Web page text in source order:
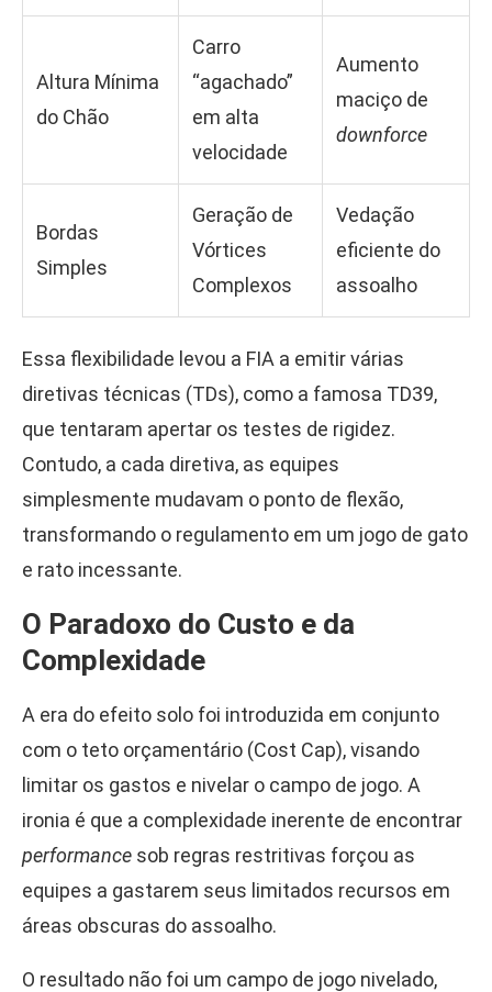
Altura Mínima
do Chão
Carro
“agachado”
em alta
velocidade
Aumento
maciço de
downforce
Bordas
Simples
Geração de
Vórtices
Complexos
Vedação
eficiente do
assoalho
Essa flexibilidade levou a FIA a emitir várias
diretivas técnicas (TDs), como a famosa TD39,
que tentaram apertar os testes de rigidez.
Contudo, a cada diretiva, as equipes
simplesmente mudavam o ponto de flexão,
transformando o regulamento em um jogo de gato
e rato incessante.
O Paradoxo do Custo e da
Complexidade
A era do efeito solo foi introduzida em conjunto
com o teto orçamentário (Cost Cap), visando
limitar os gastos e nivelar o campo de jogo. A
ironia é que a complexidade inerente de encontrar
performance sob regras restritivas forçou as
equipes a gastarem seus limitados recursos em
áreas obscuras do assoalho.
O resultado não foi um campo de jogo nivelado,